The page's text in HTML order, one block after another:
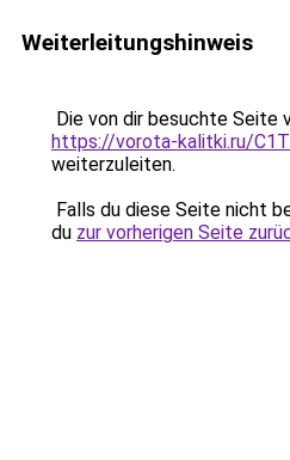
Weiterleitungshinweis
Die von dir besuchte Seite
https://vorota-kalitki.ru/
weiterzuleiten.
Falls du diese Seite nicht
du zur vorherigen Seite